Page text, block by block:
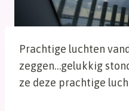
Prachtige luchten
zeggen…gelukkig
ze deze prachtige